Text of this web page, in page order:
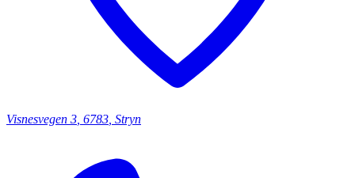
Visnesvegen 3 6783 Stryn